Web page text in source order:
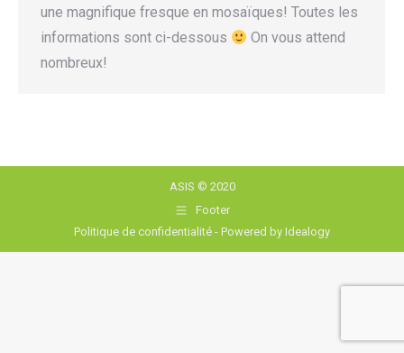
une magnifique fresque en mosaïques! Toutes les
informations sont ci-dessous
On vous attend
nombreux!
ASIS © 2020
Footer
Politique de confidentialité - Powered by Idealogy